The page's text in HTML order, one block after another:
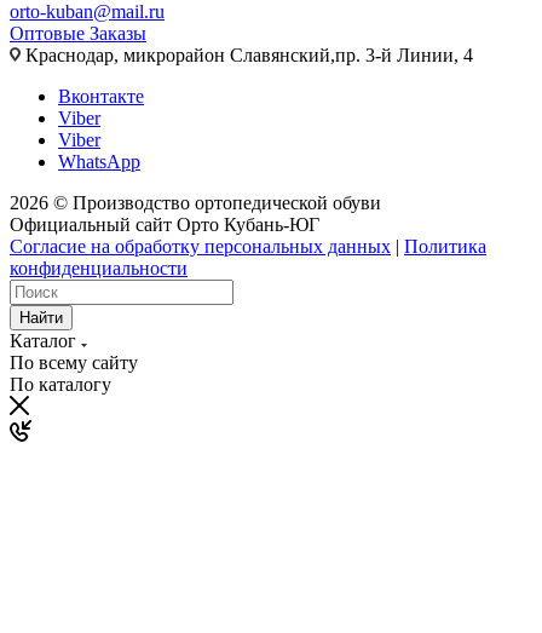
orto-kuban@mail.ru
Оптовые Заказы
Краснодар, микрорайон Славянский,пр. 3-й Линии, 4
Вконтакте
Viber
Viber
WhatsApp
2026 © Производство ортопедической обуви
Официальный сайт Орто Кубань-ЮГ
Согласие на обработку персональных данных | Политика
конфиденциальности
Найти
Каталог
По всему сайту
По каталогу